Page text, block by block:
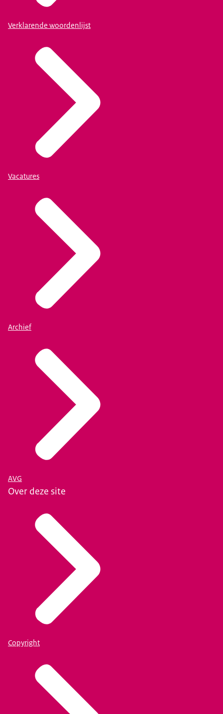
Verklarende woordenlijst
Vacatures
Archief
AVG
Over deze site
Copyright